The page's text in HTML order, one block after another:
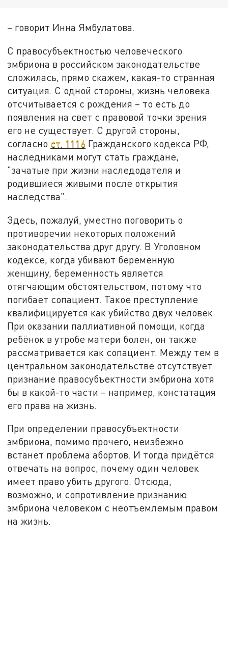
– говорит Инна Ямбулатова.
С правосубъектностью человеческого
эмбриона в российском законодательстве
сложилась, прямо скажем, какая-то странная
ситуация. С одной стороны, жизнь человека
отсчитывается с рождения – то есть до
появления на свет с правовой точки зрения
его не существует. С другой стороны,
согласно ст. 1116 Гражданского кодекса РФ,
наследниками могут стать граждане,
"зачатые при жизни наследодателя и
родившиеся живыми после открытия
наследства".
Здесь, пожалуй, уместно поговорить о
противоречии некоторых положений
законодательства друг другу. В Уголовном
кодексе, когда убивают беременную
женщину, беременность является
отягчающим обстоятельством, потому что
погибает сопациент. Такое преступление
квалифицируется как убийство двух человек.
При оказании паллиативной помощи, когда
ребёнок в утробе матери болен, он также
рассматривается как сопациент. Между тем в
центральном законодательстве отсутствует
признание правосубъектности эмбриона хотя
бы в какой-то части – например, констатация
его права на жизнь.
При определении правосубъектности
эмбриона, помимо прочего, неизбежно
встанет проблема абортов. И тогда придётся
отвечать на вопрос, почему один человек
имеет право убить другого. Отсюда,
возможно, и сопротивление признанию
эмбриона человеком с неотъемлемым правом
на жизнь.